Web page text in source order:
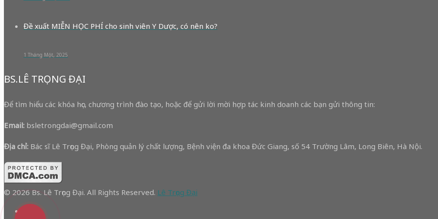
Đề xuất MIỄN HỌC PHÍ cho sinh viên Y Dược, có nên ko?
1 Tháng Một, 2025
BS.LÊ TRỌNG ĐẠI
Để tìm hiểu các khóa học, chương trình đào tạo, hoặc để gửi lời mời hợp tác kinh doanh các bạn gửi thông tin:
Email: bsletrongdai@gmail.com
Địa chỉ: Bác sĩ Lê Trọng Đại, Phòng quản lý chất lượng, Bệnh viện đa khoa Đức Giang, số 54 Trường Lâm, Long Biên, Hà Nội.
© 2026 Bs. Lê Trọng Đại. All Rights Reserved. Lê Trọng Đại